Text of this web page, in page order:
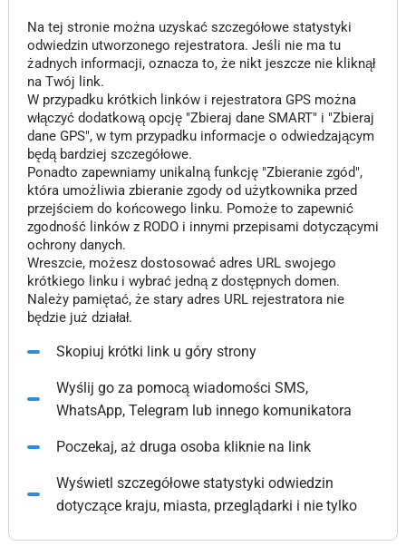
Na tej stronie można uzyskać szczegółowe statystyki
odwiedzin utworzonego rejestratora. Jeśli nie ma tu
żadnych informacji, oznacza to, że nikt jeszcze nie kliknął
na Twój link.
W przypadku krótkich linków i rejestratora GPS można
włączyć dodatkową opcję "Zbieraj dane SMART" i "Zbieraj
dane GPS", w tym przypadku informacje o odwiedzającym
będą bardziej szczegółowe.
Ponadto zapewniamy unikalną funkcję "Zbieranie zgód",
która umożliwia zbieranie zgody od użytkownika przed
przejściem do końcowego linku. Pomoże to zapewnić
zgodność linków z RODO i innymi przepisami dotyczącymi
ochrony danych.
Wreszcie, możesz dostosować adres URL swojego
krótkiego linku i wybrać jedną z dostępnych domen.
Należy pamiętać, że stary adres URL rejestratora nie
będzie już działał.
Skopiuj krótki link u góry strony
Wyślij go za pomocą wiadomości SMS,
WhatsApp, Telegram lub innego komunikatora
Poczekaj, aż druga osoba kliknie na link
Wyświetl szczegółowe statystyki odwiedzin
dotyczące kraju, miasta, przeglądarki i nie tylko